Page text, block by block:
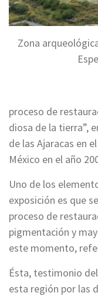
Zona
proceso de
diosa de la tierra”,
de las Ajaracas en
México en el año
Uno de los
exposición es que
proceso de
pigmentación y
este momento,
Ésta, testimonio
esta región por las